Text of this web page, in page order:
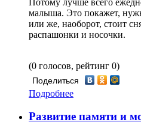
малыша. Это покажет,
или же, наоборот, стоит
распашонки и носочки.
(0 голосов, рейтинг 0)
Поделиться
Подробнее
Развитие памяти и